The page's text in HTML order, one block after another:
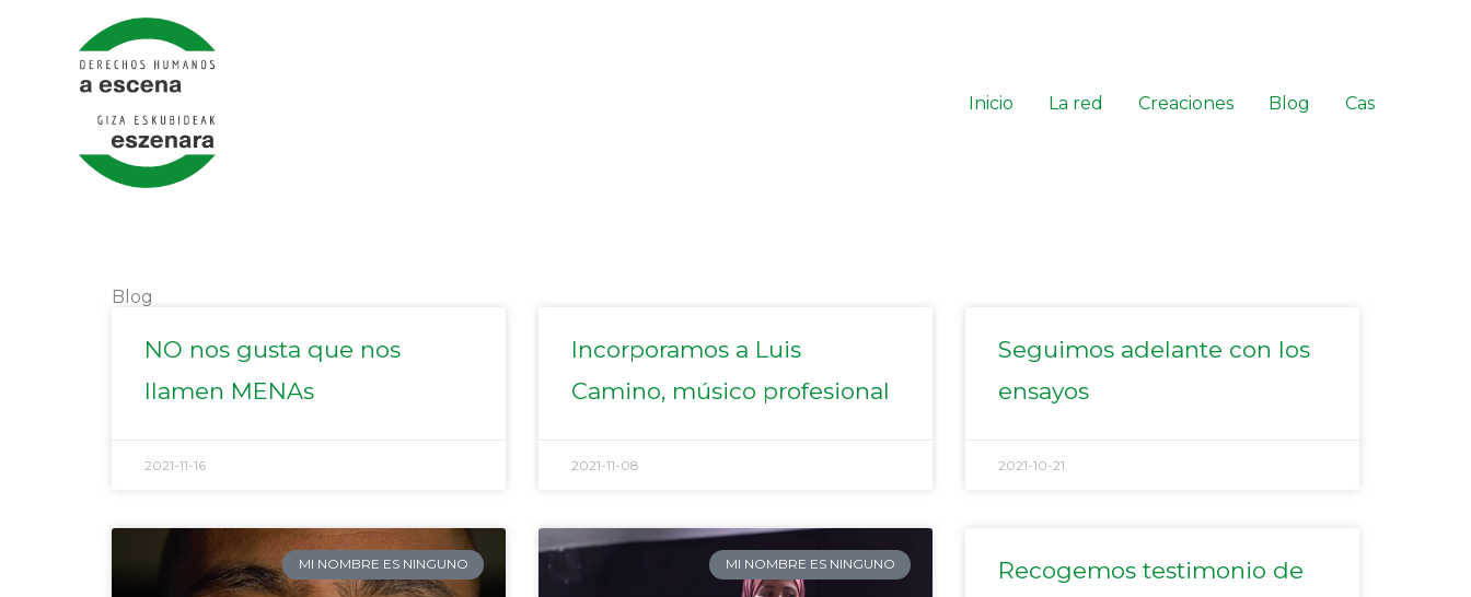
contenido
Inicio
La red Creaciones Blog Cas
Blog
NO nos gusta que nos
llamen MENAs
2021-11-16
Incorporamos a Luis
Camino, músico profesional
2021-11-08
Seguimos adelante con los
ensayos
2021-10-21
MI NOMBRE ES NINGUNO MI NOMBRE ES NINGUNO
Recogemos testimonio de